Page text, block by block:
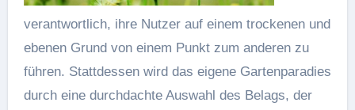
verantwortlich, ihre Nutzer auf einem trockenen und
ebenen Grund von einem Punkt zum anderen zu
führen. Stattdessen wird das eigene Gartenparadies
durch eine durchdachte Auswahl des Belags, der